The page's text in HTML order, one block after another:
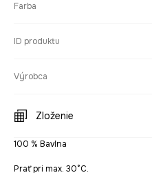
Farba
ID produktu
Výrobca
Zloženie
100 % Bavlna
Prať pri max. 30°C.